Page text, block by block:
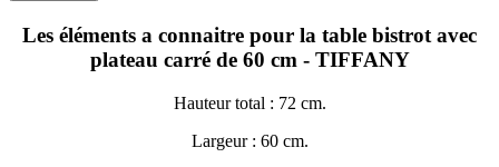
Les éléments a connaitre pour la table bistrotavec
plateau carré de 60 cm - TIFFANY
Hauteur total : 72 cm.
Largeur : 60 cm.